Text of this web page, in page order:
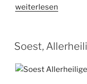
„Soest,
2023“
weiterlesen
Soest,